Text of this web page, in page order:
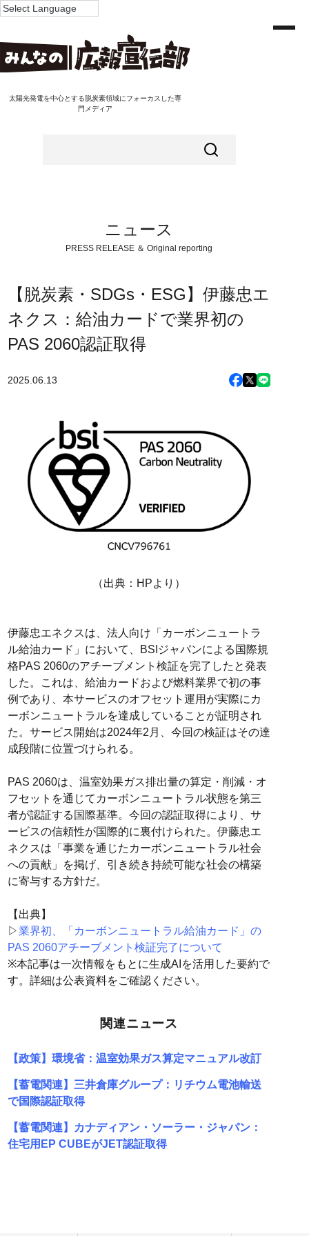
太陽光発電を中心とする脱炭素領域にフォーカスした専
門メディア
ニュース
PRESS RELEASE ＆ Original reporting
【脱炭素・SDGs・ESG】伊藤忠エ
ネクス：給油カードで業界初の
PAS 2060認証取得
2025.06.13
（出典：HPより）
伊藤忠エネクスは、法人向け「カーボンニュートラ
ル給油カード」において、BSIジャパンによる国際規
格PAS 2060のアチーブメント検証を完了したと発表
した。これは、給油カードおよび燃料業界で初の事
例であり、本サービスのオフセット運用が実際にカ
ーボンニュートラルを達成していることが証明され
た。サービス開始は2024年2月、今回の検証はその達
成段階に位置づけられる。
PAS 2060は、温室効果ガス排出量の算定・削減・オ
フセットを通じてカーボンニュートラル状態を第三
者が認証する国際基準。今回の認証取得により、サ
ービスの信頼性が国際的に裏付けられた。伊藤忠エ
ネクスは「事業を通じたカーボンニュートラル社会
への貢献」を掲げ、引き続き持続可能な社会の構築
に寄与する方針だ。
【出典】
▷業界初、「カーボンニュートラル給油カード」の
PAS 2060アチーブメント検証完了について
※本記事は一次情報をもとに生成AIを活用した要約で
す。詳細は公表資料をご確認ください。
関連ニュース
【政策】環境省：温室効果ガス算定マニュアル改訂
【蓄電関連】三井倉庫グループ：リチウム電池輸送
で国際認証取得
【蓄電関連】カナディアン・ソーラー・ジャパン：
住宅用EP CUBEがJET認証取得